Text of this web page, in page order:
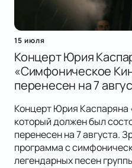
15 июля
Концерт Юрия
«Симфоническое
перенесен на 7
Концерт Юрия
который должен был
перенесен на 7 августа.
программа с
легендарных песен